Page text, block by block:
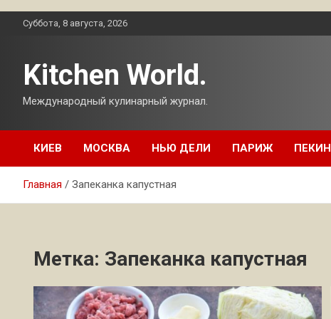
ПерейтиСуббота, 8 августа, 2026
Kitchen World.
Международный кулинарный журнал.
КИЕВ МОСКВА НЬЮ ДЕЛИ ПАРИЖ ПЕКИН
Главная Запеканка капустная
Метка: Запеканка капустная